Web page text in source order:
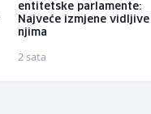
entitetske parlamente:
Najveće izmjene vidljive
njima
2 sata